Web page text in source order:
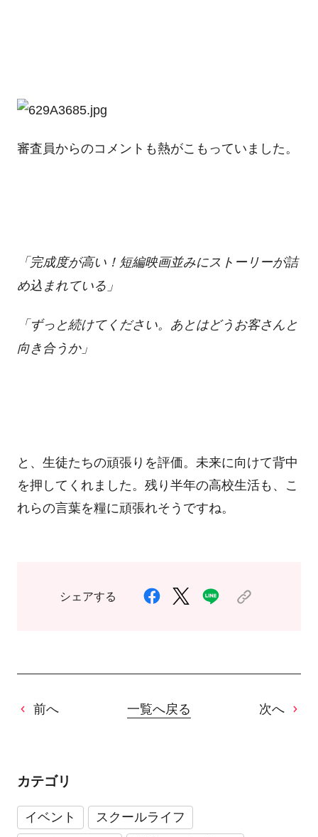
審査員からのコメントも熱がこもっていました。
「完成度が高い！短編映画並みにストーリーが詰
め込まれている」
「ずっと続けてください。あとはどうお客さんと
向き合うか」
と、生徒たちの頑張りを評価。未来に向けて背中
を押してくれました。残り半年の高校生活も、こ
れらの言葉を糧に頑張れそうですね。
シェアする
前へ 一覧へ戻る 次へ
カテゴリ
イベント
スクールライフ